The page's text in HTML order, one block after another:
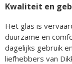
Kwaliteit en
Het glas is
duurzame en
dagelijks gebruik
liefhebbers van